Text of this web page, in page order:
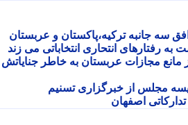
سه جانبه ترکیه،پاکستان و عربستان
انتحاری انتخاباتی می زند
مجازات عربستان به خاطر جنایاتش
مجلس از خبرگزاری تسنیم
اصفهان